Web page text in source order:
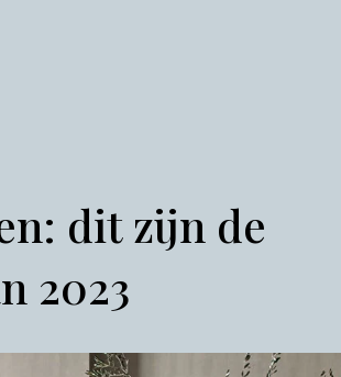
dit zijn de
2023